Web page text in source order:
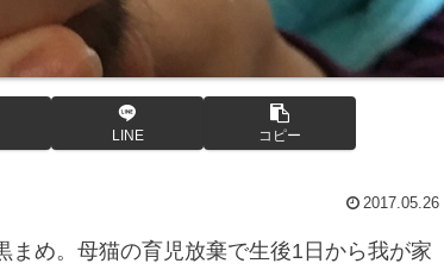
LINE コピー
2017.05.26
め。母猫の育児放棄で生後1日から我が家